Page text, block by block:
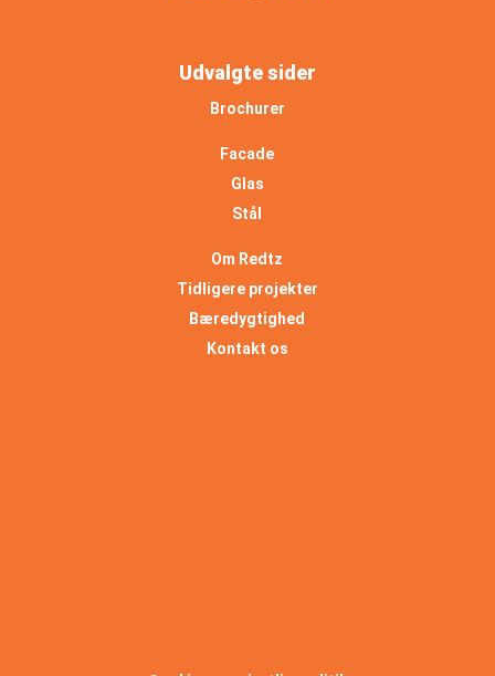
Udvalgte sider
Brochurer
Facade
Glas
Stål
Om Redtz
Tidligere projekter
Bæredygtighed
Kontakt os